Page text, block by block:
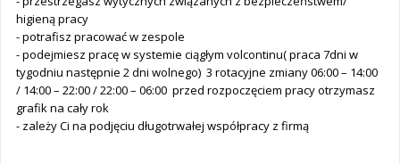
higieną pracy
- potrafisz pracować w zespole
- podejmiesz pracę w systemie ciągłym volcontinu( praca 7dni w
tygodniu następnie 2 dni wolnego) 3 rotacyjne zmiany 06:00 – 14:00
/ 14:00 – 22:00 / 22:00 – 06:00 przed rozpoczęciem pracy otrzymasz
grafik na cały rok
- zależy Ci na podjęciu długotrwałej współpracy z firmą